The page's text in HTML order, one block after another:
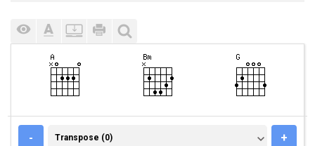
- TRANSPOSE (0)
Transpose (0) +